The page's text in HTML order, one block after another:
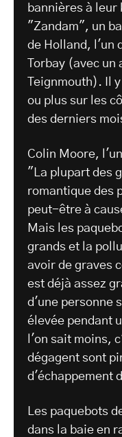
bannières à leur
"Zandam", un
de Holland, l'un
Torbay (avec
Teignmouth). Il
ou plus sur les
des derniers
Colin Moore,
"La plupart des
romantique des
peut-être à
Mais les
grands et la
avoir de graves
est déjà assez
d'une personne
élevée pendant
l'on sait moins,
dégagent sont
d'échappement
Les paquebots
dans la baie en